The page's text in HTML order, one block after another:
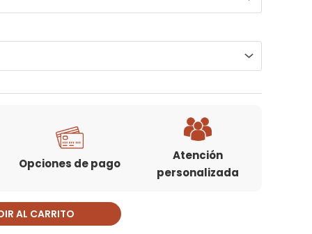
Opciones de pago
Atención
personalizada
AL CARRITO